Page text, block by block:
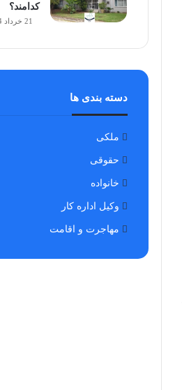
کدامند؟
21 خرداد 1404
دسته بندی ها
ملکی
حقوقی
خانواده
وکیل اداره کار
مهاجرت و اقامت